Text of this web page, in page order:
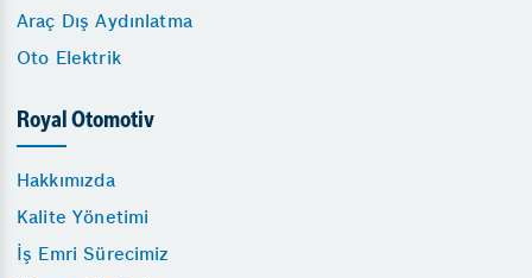
Araç Dış Aydınlatma
Oto Elektrik
Royal Otomotiv
Hakkımızda
Kalite Yönetimi
İş Emri Sürecimiz